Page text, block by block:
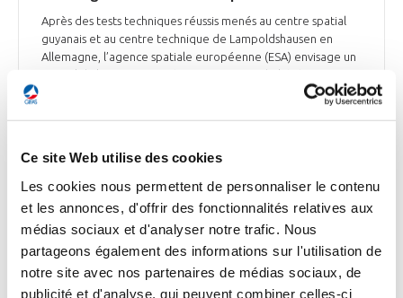
Ce site Web utilise des cookies
Les cookies nous permettent de personnaliser le contenu
et les annonces, d'offrir des fonctionnalités relatives aux
médias sociaux et d'analyser notre trafic. Nous
partageons également des informations sur l'utilisation de
notre site avec nos partenaires de médias sociaux, de
publicité et d'analyse, qui peuvent combiner celles-ci
Après des tests techniques réussis menés au centre spatial
guyanais et au centre technique de Lampoldshausen en
Allemagne, l’agence spatiale européenne (ESA) envisage un
1er vol du lanceur européen aux environs de l’été 2024. Les
pays membres de l’ESA, en ont besoin : l’Europe ne dispose
plus de fusées capables d’envoyer des charges lourdes en
vers la Guyane en février 2024. Un second tir, le 1er pour un
client, devrait être réalisé avant la fin de l’année 2024.
souligne toutefois qu’il reste des tests complémentaires à
réaliser pour éprouver le lanceur dans des conditions de
fonctionnement dégradées et nécessaires à sa qualification
finale. La montée en cadence d’Ariane 6 sera progressive.
L’outil industriel a été conçu pour produire entre 9 et 12